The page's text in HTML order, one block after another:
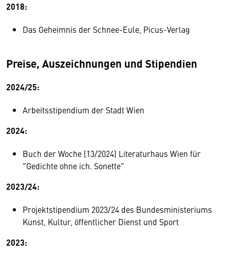
2018:
Das Geheimnis der Schnee-Eule, Picus-Verlag
Preise, Auszeichnungen und Stipendien
2024/25:
Arbeitsstipendium der Stadt Wien
2024:
Buch der Woche (13/2024) Literaturhaus Wien für
"Gedichte ohne ich. Sonette"
2023/24:
Projektstipendium 2023/24 des Bundesministeriums
Kunst, Kultur, öffentlicher Dienst und Sport
2023: